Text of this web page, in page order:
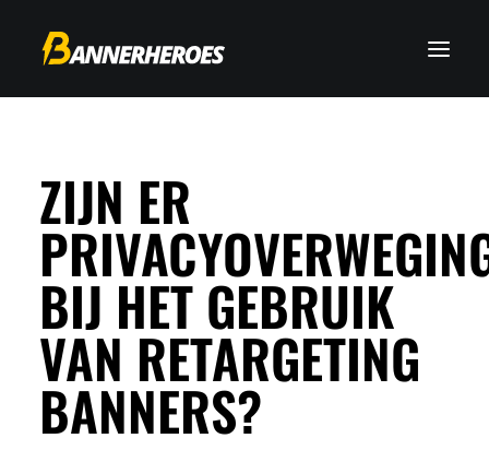
ZIJN ER
BIJ HET GEBRUIK
VAN RETARGETING
BANNERS?